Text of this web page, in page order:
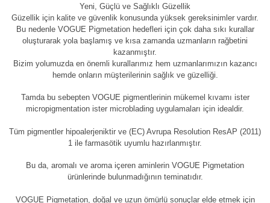
Yeni, Güçlü ve Sağlıklı Güzellik
Güzellik için kalite ve güvenlik konusunda yüksek gereksinimler vardır.
Bu nedenle VOGUE Pigmetation hedefleri için çok daha sıkı kurallar
oluşturarak yola başlamış ve kısa zamanda uzmanların rağbetini
kazanmıştır.
Bizim yolumuzda en önemli kurallarımız hem uzmanlarımızın kazancı
hemde onların müşterilerinin sağlık ve güzelliği.
Tamda bu sebepten VOGUE pigmentlerinin mükemel kıvamı ister
micropigmentation ister microblading uygulamaları için idealdir.
Tüm pigmentler hipoalerjeniktir ve (EC) Avrupa Resolution ResAP (2011)
1 ile farmasötik uyumlu hazırlanmıştır.
Bu da, aromalı ve aroma içeren aminlerin VOGUE Pigmetation
ürünlerinde bulunmadığının teminatıdır.
VOGUE Pigmetation, doğal ve uzun ömürlü sonuçlar elde etmek için